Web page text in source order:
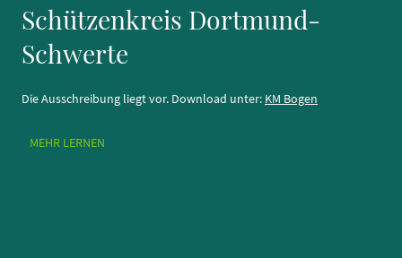
Schützenkreis Dortmund-
Schwerte
Die Ausschreibung liegt vor. Download unter: KM Bogen
MEHR LERNEN